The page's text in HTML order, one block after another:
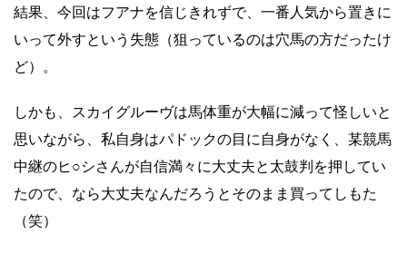
結果、今回はフアナを信じきれずで、一番人気から置きに
いって外すという失態（狙っているのは穴馬の方だったけ
ど）。
しかも、スカイグルーヴは馬体重が大幅に減って怪しいと
思いながら、私自身はパドックの目に自身がなく、某競馬
中継のヒ○シさんが自信満々に大丈夫と太鼓判を押してい
たので、なら大丈夫なんだろうとそのまま買ってしもた
（笑）